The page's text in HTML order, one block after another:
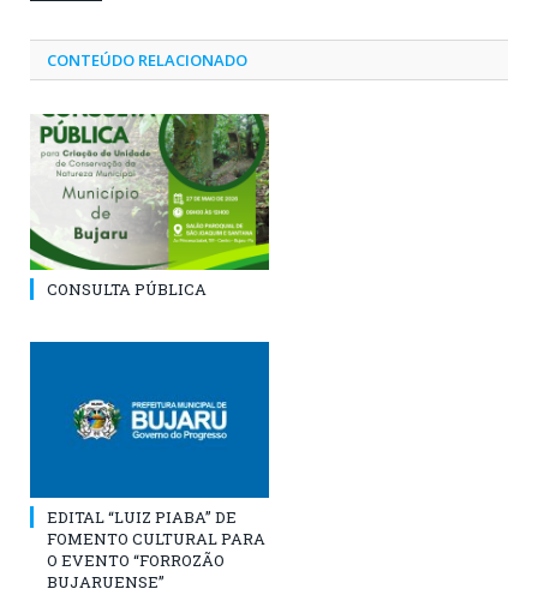
CONTEÚDO RELACIONADO
CONSULTA PÚBLICA
EDITAL “LUIZ PIABA” DE
FOMENTO CULTURAL PARA
O EVENTO “FORROZÃO
BUJARUENSE”